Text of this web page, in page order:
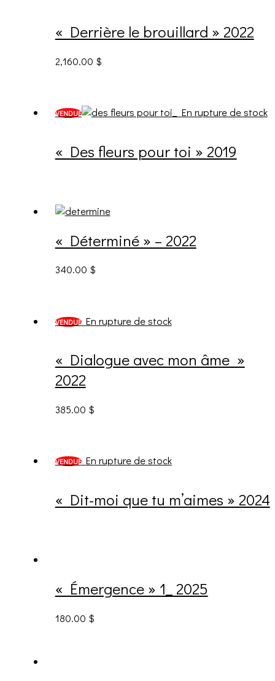
« Derrière le brouillard » 2022
2,160.00 $
VENDUE En rupture de stock
« Des fleurs pour toi » 2019
« Déterminé » – 2022
340.00 $
VENDUE En rupture de stock
« Dialogue avec mon âme »
2022
385.00 $
VENDUE En rupture de stock
« Dit-moi que tu m’aimes » 2024
« Émergence » 1_ 2025
180.00 $